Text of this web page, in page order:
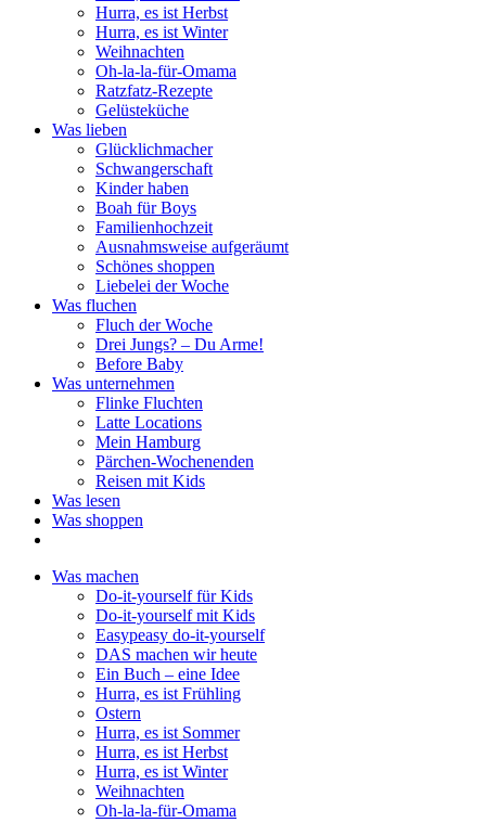
Hurra, es ist Herbst
Hurra, es ist Winter
Weihnachten
Oh-la-la-für-Omama
Ratzfatz-Rezepte
Gelüsteküche
Was lieben
Glücklichmacher
Schwangerschaft
Kinder haben
Boah für Boys
Familienhochzeit
Ausnahmsweise aufgeräumt
Schönes shoppen
Liebelei der Woche
Was fluchen
Fluch der Woche
Drei Jungs? – Du Arme!
Before Baby
Was unternehmen
Flinke Fluchten
Latte Locations
Mein Hamburg
Pärchen-Wochenenden
Reisen mit Kids
Was lesen
Was shoppen
Was machen
Do-it-yourself für Kids
Do-it-yourself mit Kids
Easypeasy do-it-yourself
DAS machen wir heute
Ein Buch – eine Idee
Hurra, es ist Frühling
Ostern
Hurra, es ist Sommer
Hurra, es ist Herbst
Hurra, es ist Winter
Weihnachten
Oh-la-la-für-Omama